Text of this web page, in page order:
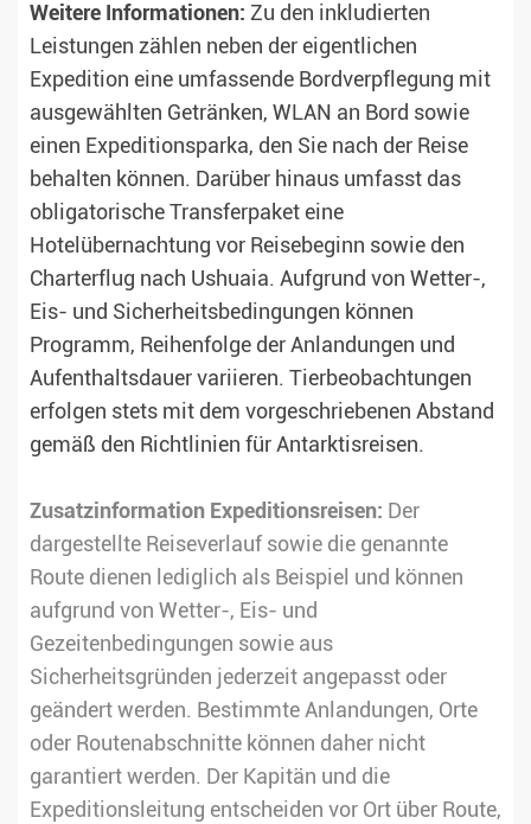
Weitere Informationen: Zu den inkludierten
Leistungen zählen neben der eigentlichen
Expedition eine umfassende Bordverpflegung mit
ausgewählten Getränken, WLAN an Bord sowie
einen Expeditionsparka, den Sie nach der Reise
behalten können. Darüber hinaus umfasst das
obligatorische Transferpaket eine
Hotelübernachtung vor Reisebeginn sowie den
Charterflug nach Ushuaia. Aufgrund von Wetter-,
Eis- und Sicherheitsbedingungen können
Programm, Reihenfolge der Anlandungen und
Aufenthaltsdauer variieren. Tierbeobachtungen
erfolgen stets mit dem vorgeschriebenen Abstand
gemäß den Richtlinien für Antarktisreisen.
Zusatzinformation Expeditionsreisen: Der
dargestellte Reiseverlauf sowie die genannte
Route dienen lediglich als Beispiel und können
aufgrund von Wetter-, Eis- und
Gezeitenbedingungen sowie aus
Sicherheitsgründen jederzeit angepasst oder
geändert werden. Bestimmte Anlandungen, Orte
oder Routenabschnitte können daher nicht
garantiert werden. Der Kapitän und die
Expeditionsleitung entscheiden vor Ort über Route,